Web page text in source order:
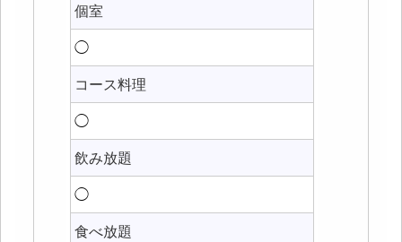
個室
◯
コース料理
◯
飲み放題
◯
食べ放題